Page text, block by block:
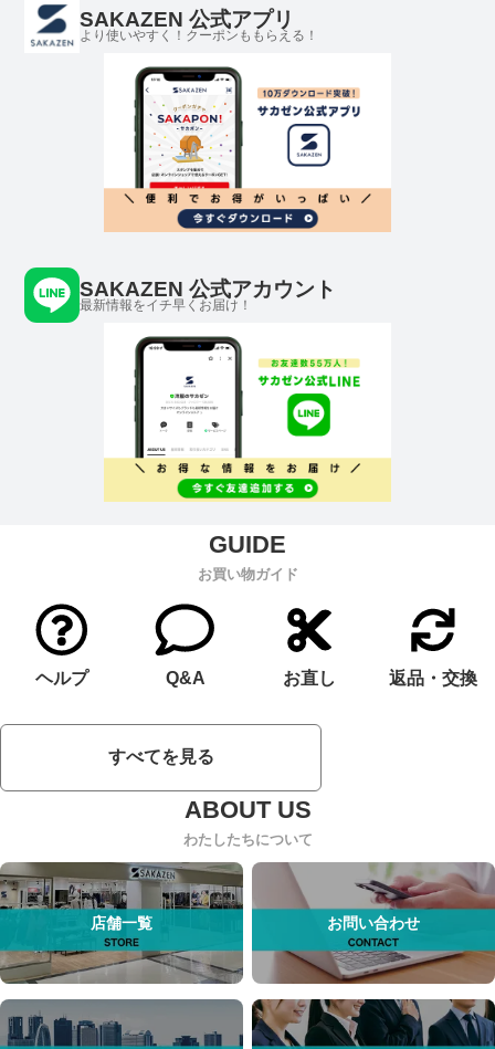
SAKAZEN 公式アプリ
より使いやすく！クーポンももらえる！
SAKAZEN 公式アカウント
最新情報をイチ早くお届け！
お買い物ガイド
ヘルプ Q&A お直し 返品・交換
すべてを見る
わたしたちについて
店舗一覧 お問い合わせ